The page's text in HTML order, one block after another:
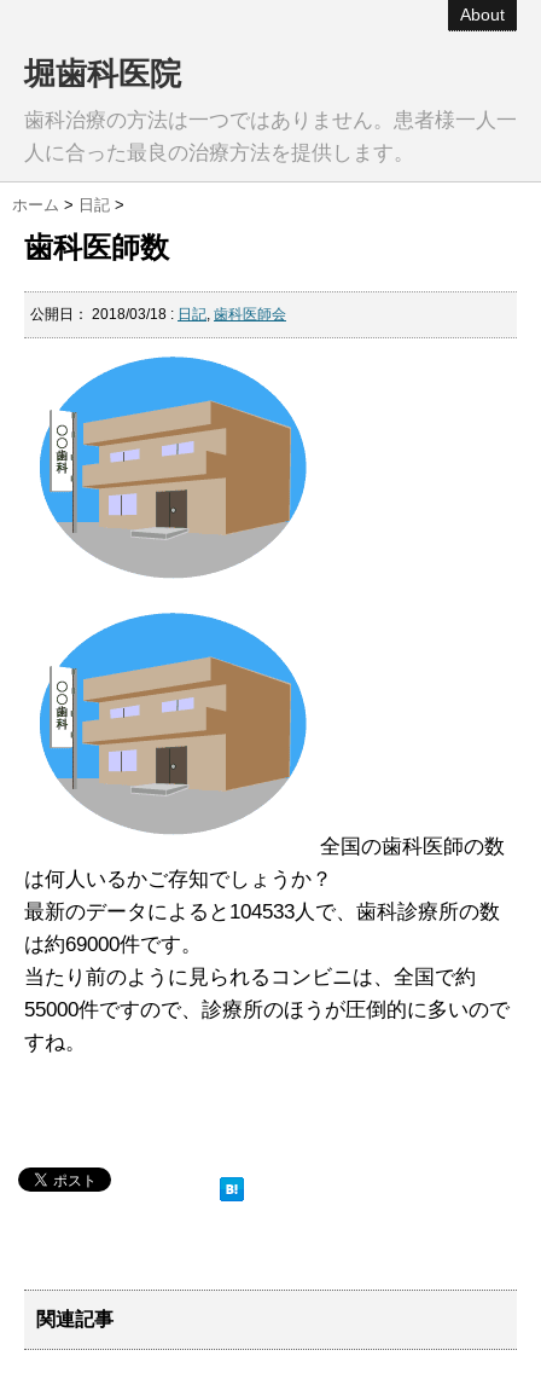
About
堀歯科医院
歯科治療の方法は一つではありません。患者様一人一
人に合った最良の治療方法を提供します。
ホーム > 日記 >
歯科医師数
公開日： 2018/03/18 : 日記, 歯科医師会
全国の歯科医師の数
は何人いるかご存知でしょうか？
最新のデータによると104533人で、歯科診療所の数
は約69000件です。
当たり前のように見られるコンビニは、全国で約
55000件ですので、診療所のほうが圧倒的に多いので
すね。
関連記事